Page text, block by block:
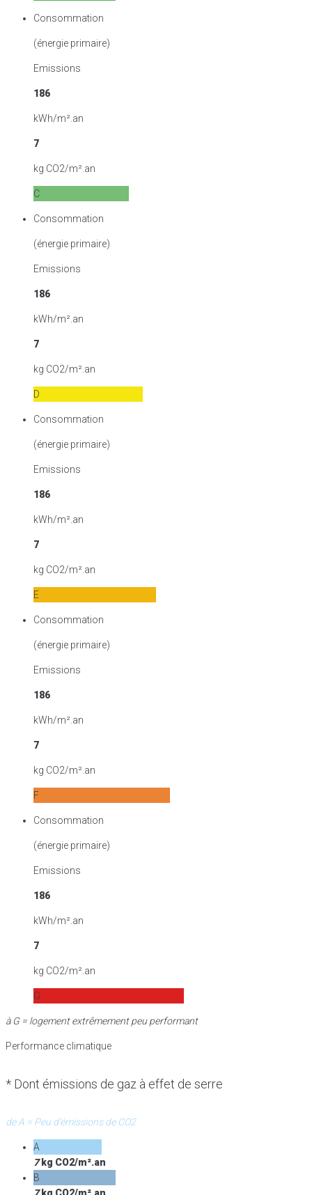
Consommation
(énergie primaire)
Emissions
186
kWh/m².an
7
kg CO2/m².an
C
Consommation
(énergie primaire)
Emissions
186
kWh/m².an
7
kg CO2/m².an
D
Consommation
(énergie primaire)
Emissions
186
kWh/m².an
7
kg CO2/m².an
E
Consommation
(énergie primaire)
Emissions
186
kWh/m².an
7
kg CO2/m².an
F
Consommation
(énergie primaire)
Emissions
186
kWh/m².an
7
kg CO2/m².an
G
à G = logement extrêmement peu performant
Performance climatique
* Dont émissions de gaz à effet de serre
de A = Peu d'émissions de CO2
A
7kg CO2/m².an
B